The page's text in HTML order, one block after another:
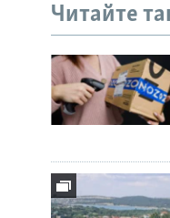
Читайте